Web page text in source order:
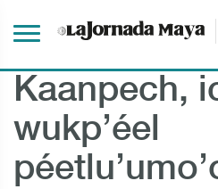
Kaanpech,
wukp’éel